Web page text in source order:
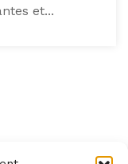
et...